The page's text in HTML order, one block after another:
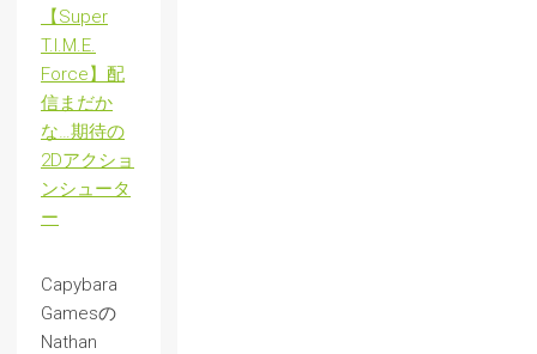
【Super
T.I.M.E.
Force】配
信まだか
な…期待の
2Dアクショ
ンシュータ
ー
Capybara
Gamesの
Nathan